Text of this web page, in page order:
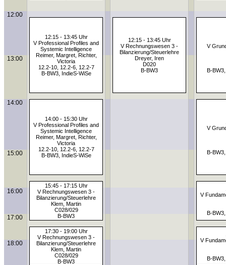
12:00
12:15 - 13:45 Uhr
V Professional Profiles and
Systemic Intelligence
Reimer, Margret, Richter,
Victoria
12.2-10, 12.2-6, 12.2-7
B-BW3, IndieS-WiSe
12:15 - 13:45 Uhr
V Rechnungswesen 3 -
Bilanzierung/Steuerlehre
Dreyer, Iren
D020
B-BW3
V
B-
13:00
14:00
14:00 - 15:30 Uhr
V Professional Profiles and
Systemic Intelligence
Reimer, Margret, Richter,
Victoria
12.2-10, 12.2-6, 12.2-7
B-BW3, IndieS-WiSe
V
B-
15:00
15:45 - 17:15 Uhr
V Rechnungswesen 3 -
Bilanzierung/Steuerlehre
Klem, Martin
C028/029
B-BW3
V
B-
16:00
17:00
17:30 - 19:00 Uhr
V Rechnungswesen 3 -
Bilanzierung/Steuerlehre
Klem, Martin
C028/029
B-BW3
V
B-
18:00